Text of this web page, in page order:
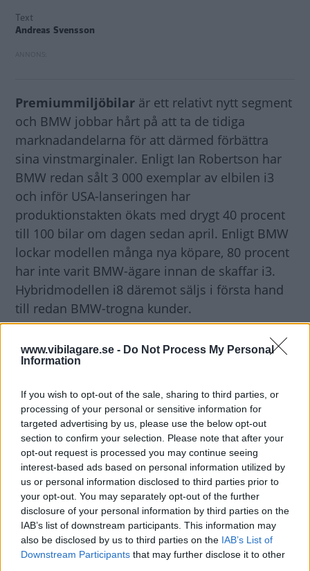
www.vibilagare.se - Do Not Process My Personal
Information
If you wish to opt-out of the sale, sharing to third parties, or
processing of your personal or sensitive information for
targeted advertising by us, please use the below opt-out
section to confirm your selection. Please note that after your
opt-out request is processed you may continue seeing
interest-based ads based on personal information utilized by
us or personal information disclosed to third parties prior to
your opt-out. You may separately opt-out of the further
disclosure of your personal information by third parties on the
IAB’s list of downstream participants. This information may
also be disclosed by us to third parties on the IAB’s List of
Downstream Participants that may further disclose it to other
Text
Andreas Svensson
Premiummiljöbilar är ett relativt nytt segment
och BMW jobbar hårt på att ta de tidiga
marknadandelarna för att därmed förbättra
sina vinstmarginaler. Enligt Ian Robertson har
BMW redan sålt 3 000 exemplar av elbilen i3
och inför USA-lanseringen har
produktionstakten ökats med drygt 40 procent
till 100 bilar om dagen sedan april. Enligt BMW
lockar modellen många nya köpare, 80 procent
har inte varit BMW-ägare innan de skaffar i3.
Hybridmodellen i8 däremot säljs i första hand
till redan BMW-trogna kunder.
Ian Robertson sägerockså till Automotive
News att Norge är det land där i3 just nu är
förhållande till folkmängd, men i rena
försäljningssiffror är Norge ändå med i topp
tre, tillsammans med Tyskland och
Storbritannien.
Källa: Automotive News
Diskutera:Vad tycker du om BMWs i-serie?